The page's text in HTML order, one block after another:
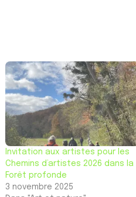
Invitation aux artistes pour les
Chemins d’artistes 2026 dans la
Forêt profonde
3 novembre 2025